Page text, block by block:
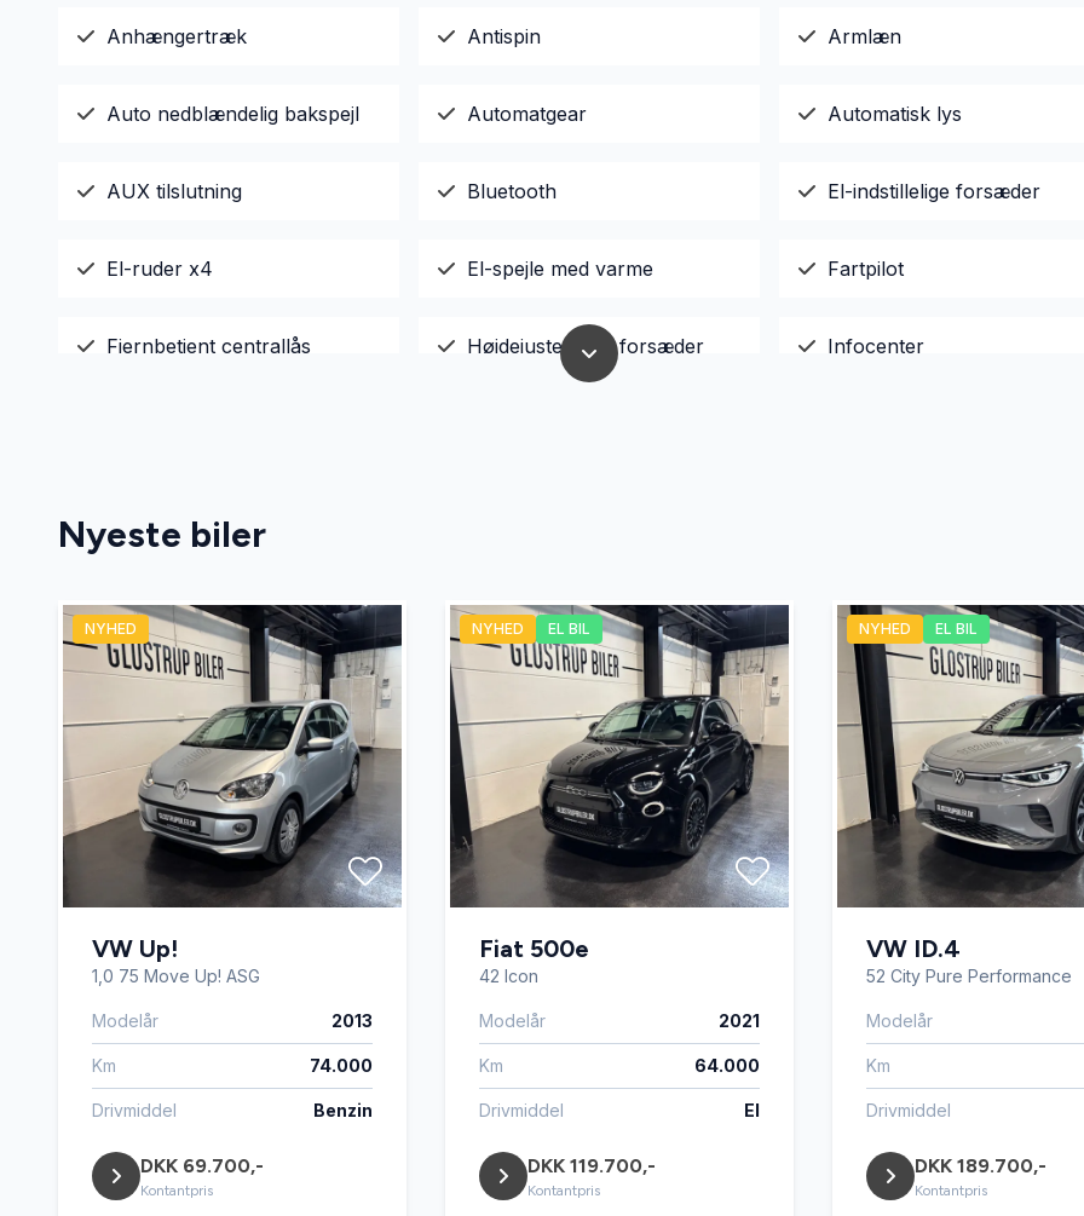
Anhængertræk Antispin Armlæn
Auto nedblændelig bakspejl Automatgear Automatisk lys
AUX tilslutning Bluetooth El-indstillelige forsæder
El-ruder x4 El-spejle med varme Fartpilot
Fjernbetjent centrallås Højdejusterbare forsæder Infocenter
Nyeste biler
NYHED
VW Up!
1,0 75 Move Up! ASG
Modelår 2013
Km 74.000
Drivmiddel Benzin
DKK 69.700,-
Kontantpris
NYHED EL BIL
Fiat 500e
42 Icon
Modelår 2021
Km 64.000
Drivmiddel El
DKK 119.700,-
Kontantpris
NYHED EL BIL
VW ID.4
52 City Pure Performance
Modelår
Km
Drivmiddel
DKK 189.700,-
Kontantpris